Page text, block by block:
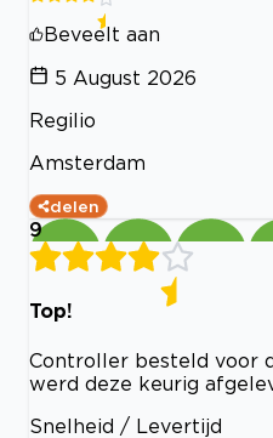
Beveelt aan
5 August 2026
Regilio
Amsterdam
delen
9
Top!
Controller besteld voor
werd deze keurig
Snelheid / Levertijd